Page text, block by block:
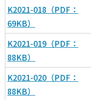
K2021-018（PDF：
69KB）
K2021-019（PDF：
88KB）
K2021-020（PDF：
88KB）